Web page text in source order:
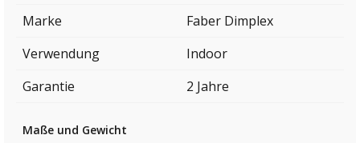
Marke
Faber Dimplex
Verwendung
Indoor
Garantie
2 Jahre
Maße und Gewicht